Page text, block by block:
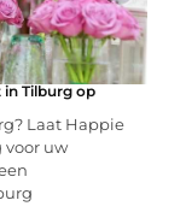
in Tilburg op
Laat Happie
voor uw